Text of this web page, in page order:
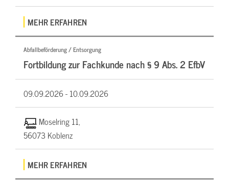
MEHR ERFAHREN
Abfallbeförderung / Entsorgung
Fortbildung zur Fachkunde nach § 9 Abs. 2 EfbV
09.09.2026 -10.09.2026
Moselring 11,
56073 Koblenz
MEHR ERFAHREN